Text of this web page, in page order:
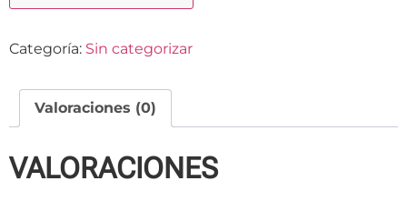
Categoría: Sin categorizar
Valoraciones (0)
VALORACIONES